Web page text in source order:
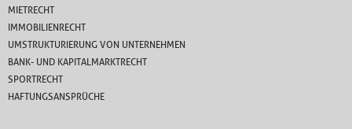
MIETRECHT
IMMOBILIENRECHT
UMSTRUKTURIERUNG VON UNTERNEHMEN
BANK- UND KAPITALMARKTRECHT
SPORTRECHT
HAFTUNGSANSPRÜCHE